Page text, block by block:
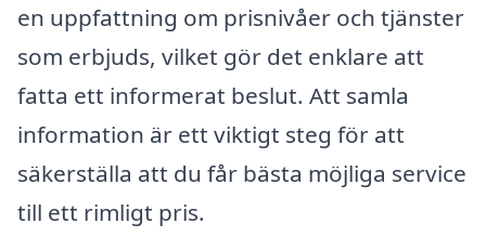
en uppfattning om prisnivåer och tjänster
som erbjuds, vilket gör det enklare att
fatta ett informerat beslut. Att samla
information är ett viktigt steg för att
säkerställa att du får bästa möjliga service
till ett rimligt pris.